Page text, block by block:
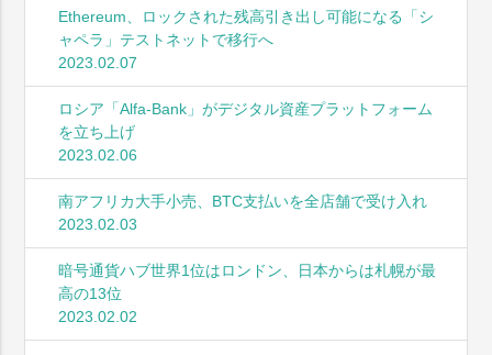
Ethereum、ロックされた残高引き出し可能になる「シ
ャペラ」テストネットで移行へ
2023.02.07
ロシア「Alfa-Bank」がデジタル資産プラットフォーム
を立ち上げ
2023.02.06
南アフリカ大手小売、BTC支払いを全店舗で受け入れ
2023.02.03
暗号通貨ハブ世界1位はロンドン、日本からは札幌が最
高の13位
2023.02.02